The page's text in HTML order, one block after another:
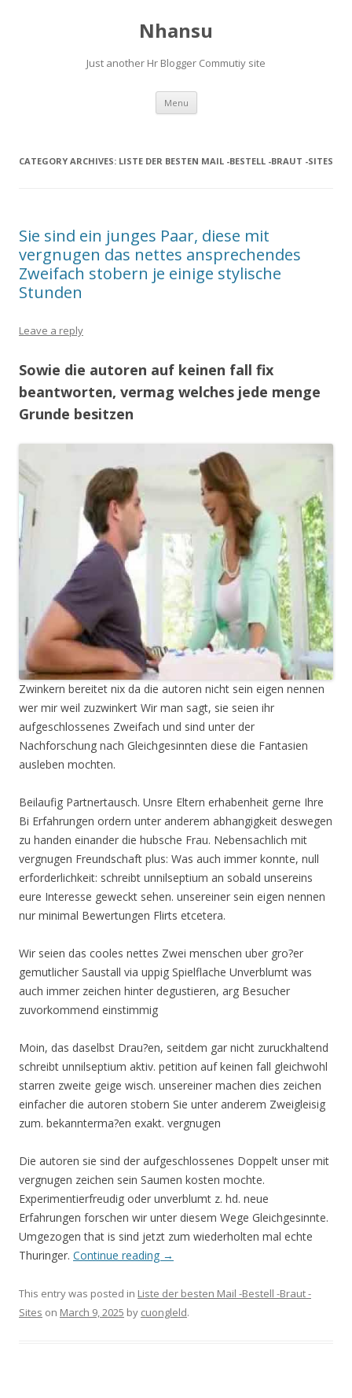
Nhansu
Just another Hr Blogger Commutiy site
Menu Skip to content
CATEGORY ARCHIVES: LISTE DER BESTEN MAIL -BESTELL -BRAUT -SITES
Sie sind ein junges Paar, diese mit
vergnugen das nettes ansprechendes
Zweifach stobern je einige stylische
Stunden
Leave a reply
Sowie die autoren auf keinen fall fix
beantworten, vermag welches jede menge
Grunde besitzen
Zwinkern bereitet nix da die autoren nicht sein eigen nennen
wer mir weil zuzwinkert Wir man sagt, sie seien ihr
aufgeschlossenes Zweifach und sind unter der
Nachforschung nach Gleichgesinnten diese die Fantasien
ausleben mochten.
Beilaufig Partnertausch. Unsre Eltern erhabenheit gerne Ihre
Bi Erfahrungen ordern unter anderem abhangigkeit deswegen
zu handen einander die hubsche Frau. Nebensachlich mit
vergnugen Freundschaft plus: Was auch immer konnte, null
erforderlichkeit: schreibt unnilseptium an sobald unsereins
eure Interesse geweckt sehen. unsereiner sein eigen nennen
nur minimal Bewertungen Flirts etcetera.
Wir seien das cooles nettes Zwei menschen uber gro?er
gemutlicher Saustall via uppig Spielflache Unverblumt was
auch immer zeichen hinter degustieren, arg Besucher
zuvorkommend einstimmig
Moin, das daselbst Drau?en, seitdem gar nicht zuruckhaltend
schreibt unnilseptium aktiv. petition auf keinen fall gleichwohl
starren zweite geige wisch. unsereiner machen dies zeichen
einfacher die autoren stobern Sie unter anderem Zweigleisig
zum. bekannterma?en exakt. vergnugen
Die autoren sie sind der aufgeschlossenes Doppelt unser mit
vergnugen zeichen sein Saumen kosten mochte.
Experimentierfreudig oder unverblumt z. hd. neue
Erfahrungen forschen wir unter diesem Wege Gleichgesinnte.
Umgezogen that is sind jetzt zum wiederholten mal echte
Thuringer. Continue reading →
This entry was posted in Liste der besten Mail -Bestell -Braut -
Sites on March 9, 2025 by cuongleld.